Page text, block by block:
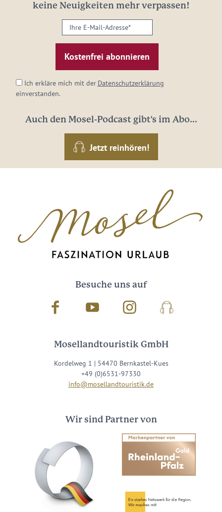
keine Neuigkeiten mehr verpassen!
Ihre
E-
Mail-
Adresse:
Ich erkläre mich mit der Datenschutzerklärung
einverstanden.
Auch den Mosel-Podcast gibt's im Abo...
Jetzt reinhören!
Besuche uns auf
Facebook Youtube InstagramPodcast
Mosellandtouristik GmbH
Kordelweg 1 | 54470 Bernkastel-Kues
+49 (0)6531-97330
info@mosellandtouristik.de
Wir sind Partner von